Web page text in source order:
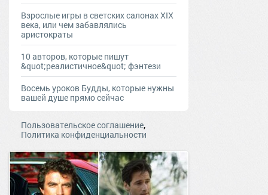
Взрослые игры в светских салонах XIX
века, или чем забавлялись
аристократы
10 авторов, которые пишут
&quot;реалистичное&quot; фэнтези
Восемь уроков Будды, которые нужны
вашей душе прямо сейчас
Пользовательское соглашение,
Политика конфиденциальности